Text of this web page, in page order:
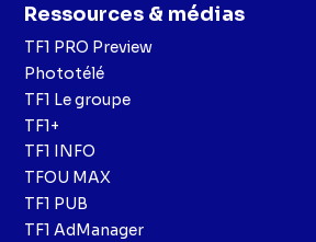
Ressources & médias
TF1 PRO Preview
Phototélé
TF1 Le groupe
TF1+
TF1 INFO
TFOU MAX
TF1 PUB
TF1 AdManager